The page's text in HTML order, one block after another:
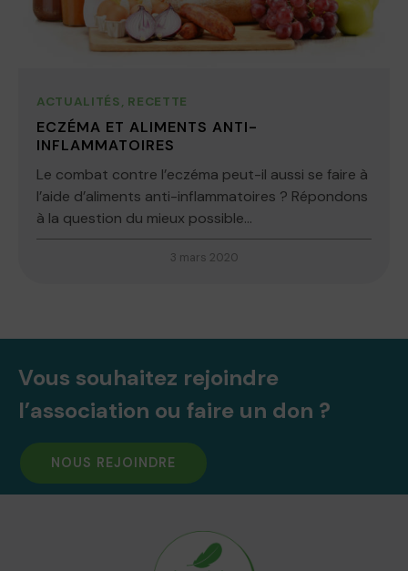
ACTUALITÉS, RECETTE
ECZÉMA ET ALIMENTS ANTI-
INFLAMMATOIRES
Le combat contre l’eczéma peut-il aussi se faire à
l’aide d’aliments anti-inflammatoires ? Répondons
à la question du mieux possible...
3 mars 2020
Vous souhaitez rejoindre
l’association ou faire un don ?
NOUS REJOINDRE